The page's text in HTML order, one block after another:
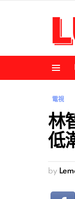
電視
林
低
by